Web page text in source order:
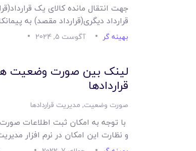
جهت انتقال مانده کالای یک
قرارداد دیگری(قرارداد مقصد) به
بهینه گر آگوست 5, 2024
لینک بین صورت وضعیت
قراردادها
صورت وضعیت, مدیریت قراردادها
با توجه به امکان ثبت اطلاعات
و نظارت این امکان در نرم افزار